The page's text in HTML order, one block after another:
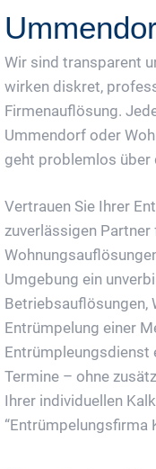
Wir sind transparent
wirken diskret,
Firmenauflösung.
Ummendorf oder
geht problemlos über
Vertrauen Sie Ihrer
zuverlässigen
Umgebung ein
Betriebsauflösungen,
Entrümpelung einer
Termine – ohne
Ihrer individuellen
“Entrümpelungsfirma